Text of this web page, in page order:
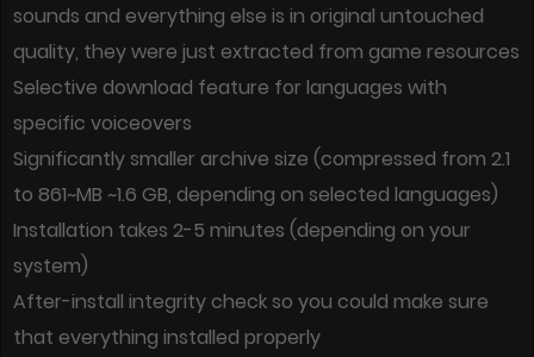
sounds and everything else is in original untouched
quality, they were just extracted from game resources
Selective download feature for languages with
specific voiceovers
Significantly smaller archive size (compressed from 2.1
to 861~MB ~1.6 GB, depending on selected languages)
Installation takes 2-5 minutes (depending on your
system)
After-install integrity check so you could make sure
that everything installed properly